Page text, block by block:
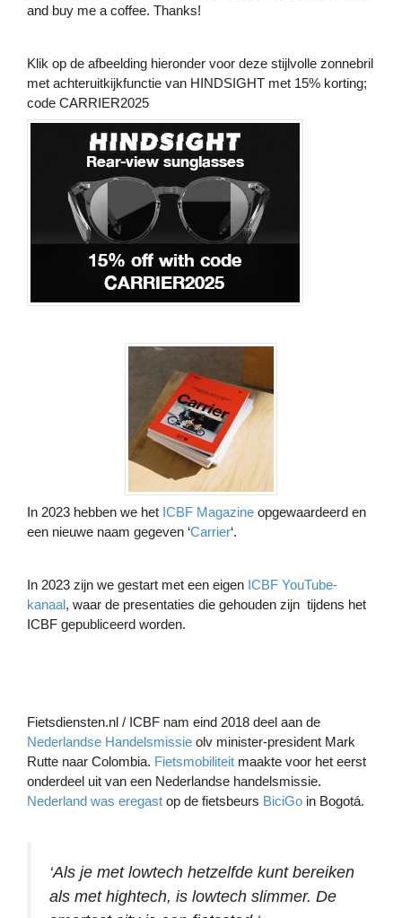
and buy me a coffee. Thanks!
Klik op de afbeelding hieronder voor deze stijlvolle zonnebril
met achteruitkijkfunctie van HINDSIGHT met 15% korting;
code CARRIER2025
In 2023 hebben we het ICBF Magazine opgewaardeerd en
een nieuwe naam gegeven ‘Carrier‘.
In 2023 zijn we gestart met een eigen ICBF YouTube-
kanaal, waar de presentaties die gehouden zijn tijdens het
ICBF gepubliceerd worden.
Fietsdiensten.nl / ICBF nam eind 2018 deel aan de
Nederlandse Handelsmissie olv minister-president Mark
Rutte naar Colombia. Fietsmobiliteit maakte voor het eerst
onderdeel uit van een Nederlandse handelsmissie.
Nederland was eregast op de fietsbeurs BiciGo in Bogotá.
‘Als je met lowtech hetzelfde kunt bereiken
als met hightech, is lowtech slimmer. De